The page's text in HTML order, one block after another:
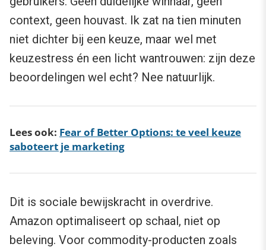
context, geen houvast. Ik zat na tien minuten
niet dichter bij een keuze, maar wel met
keuzestress én een licht wantrouwen: zijn deze
beoordelingen wel echt? Nee natuurlijk.
Lees ook: Fear of Better Options: te veel keuze
saboteert je marketing
Dit is sociale bewijskracht in overdrive.
Amazon optimaliseert op schaal, niet op
beleving. Voor commodity-producten zoals